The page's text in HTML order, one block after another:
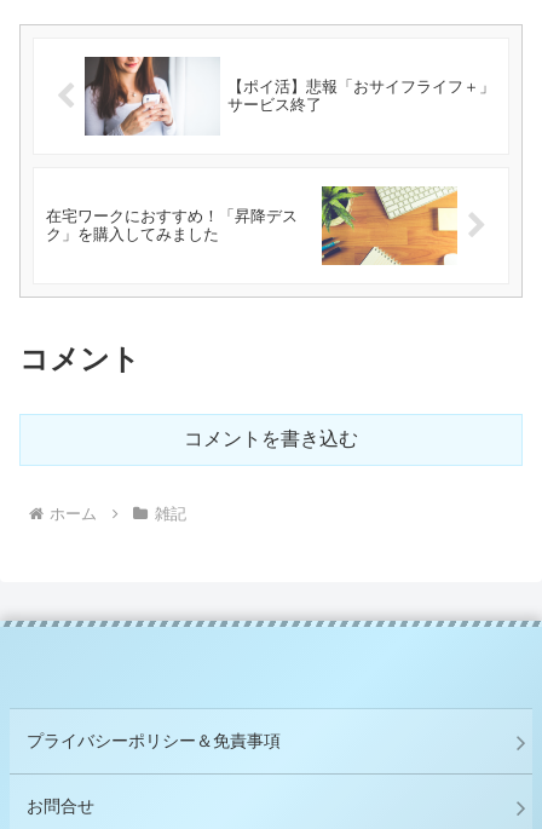
【ポイ活】悲報「おサイフライフ＋」
サービス終了
在宅ワークにおすすめ！「昇降デス
ク」を購入してみました
コメント
コメントを書き込む
ホーム 雑記
プライバシーポリシー＆免責事項
お問合せ